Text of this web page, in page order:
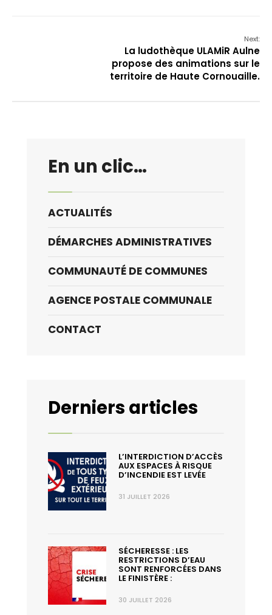
Next:
La ludothèque ULAMiR Aulne
propose des animations sur le
territoire de Haute Cornouaille.
En un clic…
ACTUALITÉS
DÉMARCHES ADMINISTRATIVES
COMMUNAUTÉ DE COMMUNES
AGENCE POSTALE COMMUNALE
CONTACT
Derniers articles
L’INTERDICTION D’ACCÈS
AUX ESPACES À RISQUE
D’INCENDIE EST LEVÉE
31 JUILLET 2026
SÉCHERESSE : LES
RESTRICTIONS D’EAU
SONT RENFORCÉES DANS
LE FINISTÈRE :
30 JUILLET 2026